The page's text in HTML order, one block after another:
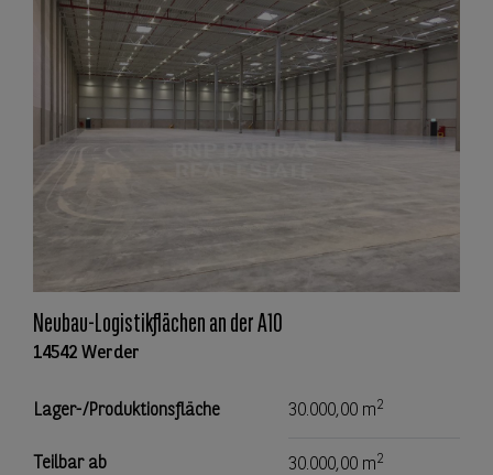
Neubau-Logistikflächen an der A10
14542 Werder
Lager-/Produktionsfläche 30.000,00 m2
Teilbar ab 30.000,00 m2